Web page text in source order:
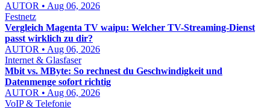
AUTOR • Aug 06, 2026
Festnetz
Vergleich Magenta TV waipu: Welcher TV-Streaming-Dienst
passt wirklich zu dir?
AUTOR • Aug 06, 2026
Internet & Glasfaser
Mbit vs. MByte: So rechnest du Geschwindigkeit und
Datenmenge sofort richtig
AUTOR • Aug 06, 2026
VoIP & Telefonie